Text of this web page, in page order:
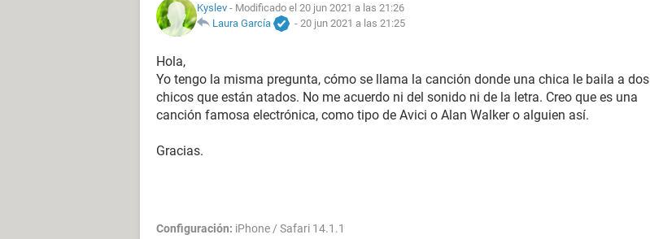
Kyslev - Modificado el 20 jun 2021 a las 21:26
Laura García
- 20 jun 2021 a las 21:25
Hola,
Yo tengo la misma pregunta, cómo se llama la canción donde una chica le baila a dos
chicos que están atados. No me acuerdo ni del sonido ni de la letra. Creo que es una
canción famosa electrónica, como tipo de Avici o Alan Walker o alguien así.
Gracias.
Configuración: iPhone / Safari 14.1.1